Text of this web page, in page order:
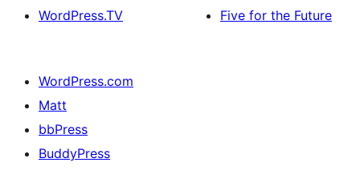
WordPress.TV
Five for the Future
WordPress.com
Matt
bbPress
BuddyPress